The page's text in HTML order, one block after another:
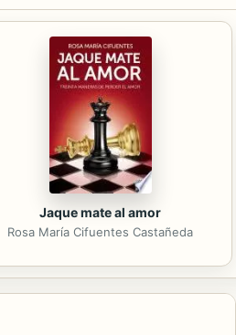
Jaque mate al amor
Rosa María Cifuentes Castañeda